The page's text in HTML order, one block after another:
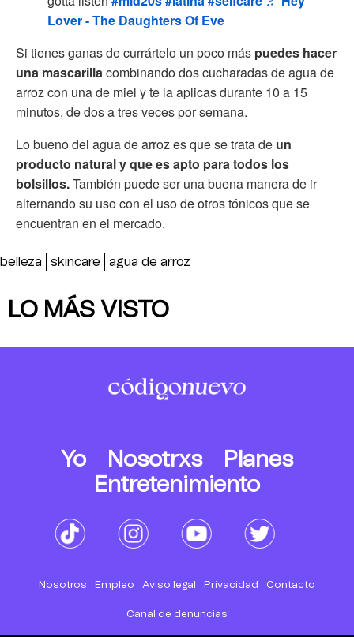
Lover - The Daughters Of Eve
Si tienes ganas de currártelo un poco más puedes hacer
una mascarillacombinando dos cucharadas de agua de
arroz con una de miel y te la aplicas durante 10 a 15
minutos, de dos a tres veces por semana.
Lo bueno del agua de arroz es que se trata de un
producto natural y que es apto para todos los
bolsillos.También puede ser una buena manera de ir
alternando su uso con el uso de otros tónicos que se
encuentran en el mercado.
belleza skincare agua de arroz
LO MÁS VISTO
Yo Nosotrxs
Planes
Entretenimiento
Nosotros Empleo Aviso legal Privacidad Contacto
Canal de denuncias